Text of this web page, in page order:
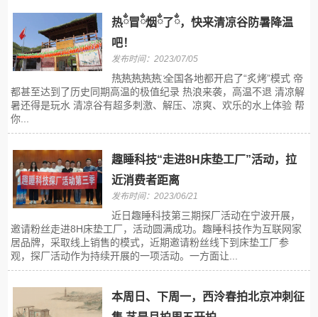
热ྂ冒ྂ烟ྂ了ྂ，快来清凉谷防暑降温
吧！
发布时间：2023/07/05
热҉热҉热҉热҉热҉ 全国各地都开启了“炙烤”模式 帝
都甚至达到了历史同期高温的极值纪录 热浪来袭，高温不退 清凉解
暑还得是玩水 清凉谷有超多刺激、解压、凉爽、欢乐的水上体验 帮
你...
趣睡科技“走进8H床垫工厂”活动，拉
近消费者距离
发布时间：2023/06/21
近日趣睡科技第三期探厂活动在宁波开展，
邀请粉丝走进8H床垫工厂，活动圆满成功。趣睡科技作为互联网家
居品牌，采取线上销售的模式，近期邀请粉丝线下到床垫工厂参
观，探厂活动作为持续开展的一项活动。一方面让...
本周日、下周一，西泠春拍北京冲刺征